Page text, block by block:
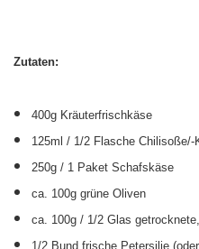
Zutaten:
400g Kräuterfrischkäse
125ml / 1/2 Flasche Chilisoße/-
250g / 1 Paket Schafskäse
ca. 100g grüne Oliven
ca. 100g / 1/2 Glas
1/2 Bund frische Petersilie